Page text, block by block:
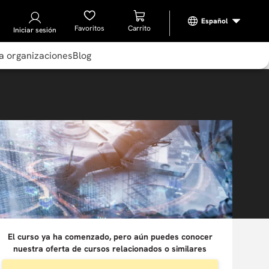
Iniciar sesión Favoritos
organizacionesBlog
El curso ya ha comenzado, pero aún puedes conocer
nuestra oferta de cursos relacionados o similares